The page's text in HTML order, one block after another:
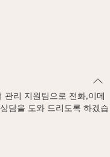
리 지원팀으로 전화,이메
담을 도와 드리도록 하겠습